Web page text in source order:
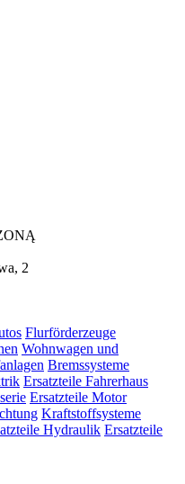
2
Flurförderzeuge
Wohnwagen und
Bremssysteme
Ersatzteile Fahrerhaus
Ersatzteile Motor
Kraftstoffsysteme
Hydraulik Ersatzteile